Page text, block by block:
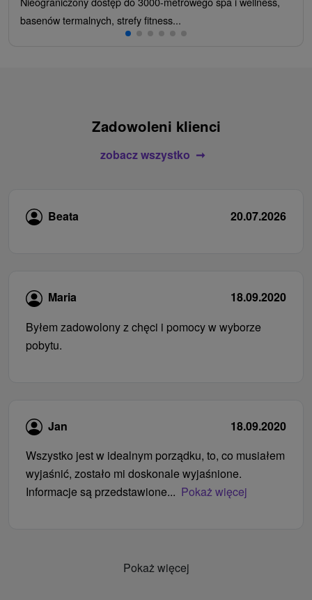
basenów termalnych, strefy fitness...
Zadowoleni klienci
zobacz wszystko
Beata 20.07.2026
Maria
18.09.2020
Byłem zadowolony z chęci i pomocy w wyborze
pobytu.
Jan
18.09.2020
Wszystko jest w idealnym porządku, to, co musiałem
wyjaśnić, zostało mi doskonale wyjaśnione.
Informacje są przedstawione... Pokaż więcej
Pokaż więcej